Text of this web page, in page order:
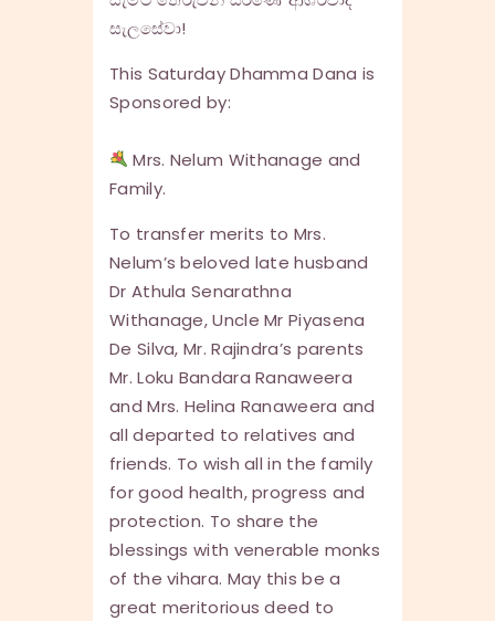
සැලසේවා!
This Saturday Dhamma Dana is
Sponsored by:
Mrs. Nelum Withanage and
Family.
To transfer merits to Mrs.
Nelum’s beloved late husband
Dr Athula Senarathna
Withanage, Uncle Mr Piyasena
De Silva, Mr. Rajindra’s parents
Mr. Loku Bandara Ranaweera
and Mrs. Helina Ranaweera and
all departed to relatives and
friends. To wish all in the family
for good health, progress and
protection. To share the
blessings with venerable monks
of the vihara. May this be a
great meritorious deed to